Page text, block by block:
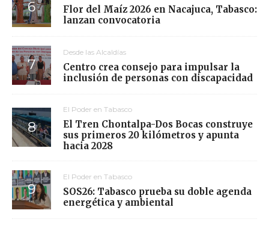
Flor del Maíz 2026 en Nacajuca, Tabasco:
lanzan convocatoria
Desde las Alcaldías
Centro crea consejo para impulsar la
inclusión de personas con discapacidad
El Poder en Tabasco
El Tren Chontalpa-Dos Bocas construye
sus primeros 20 kilómetros y apunta
hacia 2028
El Poder en Tabasco
SOS26: Tabasco prueba su doble agenda
energética y ambiental